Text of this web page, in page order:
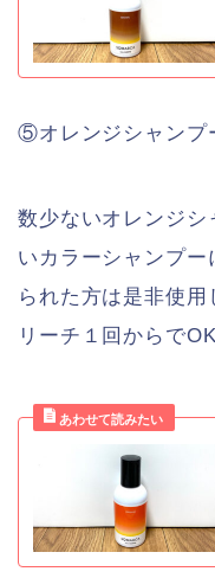
⑤オレンジシャンプ
数少ないオレンジシ
いカラーシャンプ
られた方は是非使
リーチ１回からで